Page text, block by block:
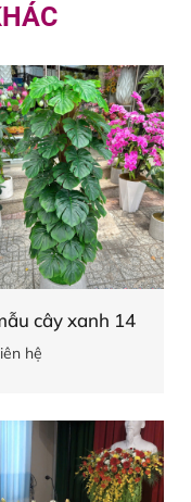
cây xanh 14
hệ